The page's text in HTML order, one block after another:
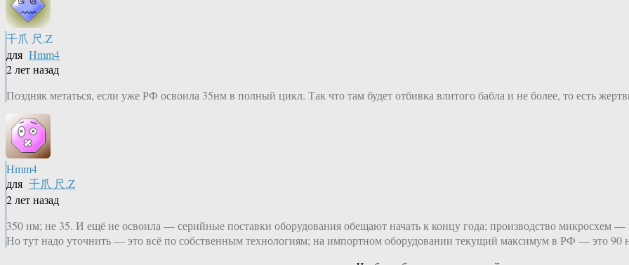
千爪 尺.Z
для Hmm4
2 лет назад
Поздняк метаться, если уже РФ освоила 35нм в полный цикл. Так что там будет отбивка влитого бабла и не более, то есть
Hmm4
для 千爪 尺.Z
2 лет назад
350 нм; не 35. И ещё не освоила — серийные поставки оборудования обещают начать к концу года; производство микросхем
Но тут надо уточнить — это всё по собственным технологиям; на импортном оборудовании текущий максимум в РФ — это 90